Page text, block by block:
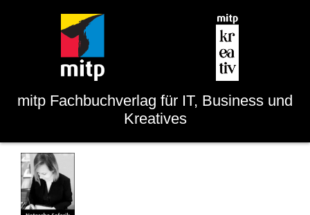
mitp Fachbuchverlag für IT, Business und
Kreatives